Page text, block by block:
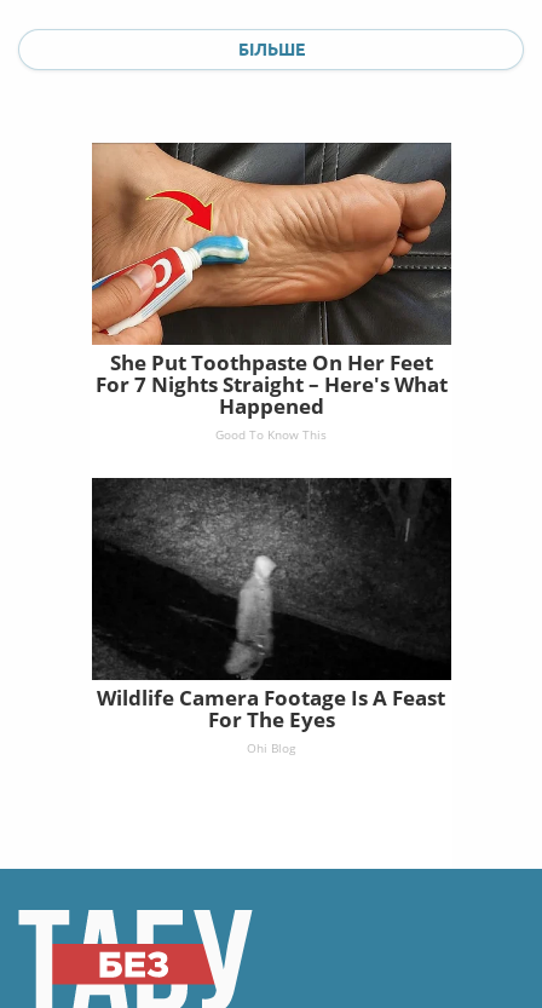
БІЛЬШЕ
She Put Toothpaste On Her Feet
For 7 Nights Straight – Here's What
Happened
Good To Know This
Wildlife Camera Footage Is A Feast
For The Eyes
Ohi Blog